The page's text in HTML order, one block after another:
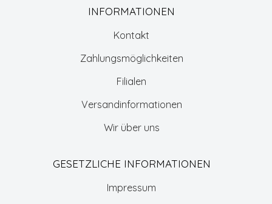
INFORMATIONEN
Kontakt
Zahlungsmöglichkeiten
Filialen
Versandinformationen
Wir über uns
GESETZLICHE INFORMATIONEN
Impressum